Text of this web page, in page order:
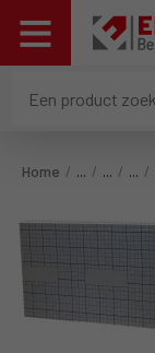
Home